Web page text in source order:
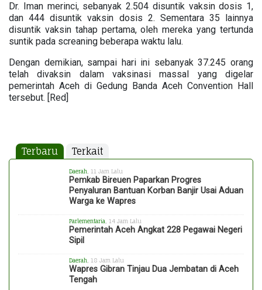
Dr. Iman merinci, sebanyak 2.504 disuntik vaksin dosis 1,
dan 444 disuntik vaksin dosis 2. Sementara 35 lainnya
disuntik vaksin tahap pertama, oleh mereka yang tertunda
suntik pada screaning beberapa waktu lalu.
Dengan demikian, sampai hari ini sebanyak 37.245 orang
telah divaksin dalam vaksinasi massal yang digelar
pemerintah Aceh di Gedung Banda Aceh Convention Hall
tersebut. [Red]
Terbaru Terkait
Daerah , 11 Jam Lalu
Pemkab Bireuen Paparkan Progres
Penyaluran Bantuan Korban Banjir Usai Aduan
Warga ke Wapres
Parlementaria , 14 Jam Lalu
Pemerintah Aceh Angkat 228 Pegawai Negeri
Sipil
Daerah , 18 Jam Lalu
Wapres Gibran Tinjau Dua Jembatan di Aceh
Tengah